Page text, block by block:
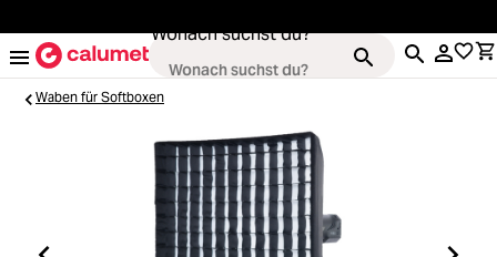
Wonach suchst du?
Kameras
Objektive
Waben für Softboxen